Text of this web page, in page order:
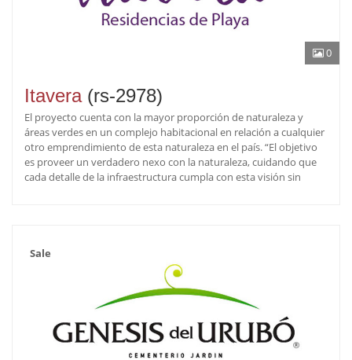
0
Itavera(rs-2978)
El proyecto cuenta con la mayor proporción de naturaleza y
áreas verdes en un complejo habitacional en relación a cualquier
otro emprendimiento de esta naturaleza en el país. “El objetivo
es proveer un verdadero nexo con la naturaleza, cuidando que
cada detalle de la infraestructura cumpla con esta visión sin
Sale